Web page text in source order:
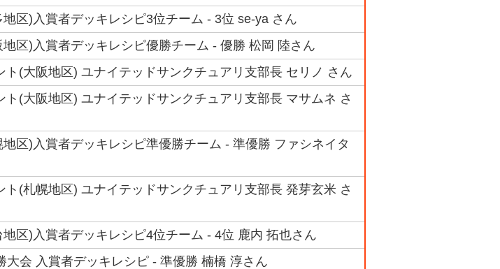
区)入賞者デッキレシピ3位チーム - 3位 se-ya さん
区)入賞者デッキレシピ優勝チーム - 優勝 松岡 陸さん
(大阪地区) ユナイテッドサンクチュアリ支部長 セリノ さん
(大阪地区) ユナイテッドサンクチュアリ支部長 マサムネ さ
区)入賞者デッキレシピ準優勝チーム - 準優勝 ファシネイタ
(札幌地区) ユナイテッドサンクチュアリ支部長 発芽玄米 さ
区)入賞者デッキレシピ4位チーム - 4位 鹿内 拓也さん
会 入賞者デッキレシピ - 準優勝 楠橋 淳さん